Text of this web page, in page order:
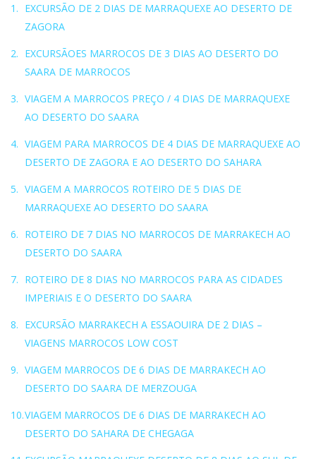
EXCURSÃO DE 2 DIAS DE MARRAQUEXE AO DESERTO DE
ZAGORA
EXCURSÃOES MARROCOS DE 3 DIAS AO DESERTO DO
SAARA DE MARROCOS
VIAGEM A MARROCOS PREÇO / 4 DIAS DE MARRAQUEXE
AO DESERTO DO SAARA
VIAGEM PARA MARROCOS DE 4 DIAS DE MARRAQUEXE AO
DESERTO DE ZAGORA E AO DESERTO DO SAHARA
VIAGEM A MARROCOS ROTEIRO DE 5 DIAS DE
MARRAQUEXE AO DESERTO DO SAARA
ROTEIRO DE 7 DIAS NO MARROCOS DE MARRAKECH AO
DESERTO DO SAARA
ROTEIRO DE 8 DIAS NO MARROCOS PARA AS CIDADES
IMPERIAIS E O DESERTO DO SAARA
EXCURSÃO MARRAKECH A ESSAOUIRA DE 2 DIAS –
VIAGENS MARROCOS LOW COST
VIAGEM MARROCOS DE 6 DIAS DE MARRAKECH AO
DESERTO DO SAARA DE MERZOUGA
VIAGEM MARROCOS DE 6 DIAS DE MARRAKECH AO
DESERTO DO SAHARA DE CHEGAGA